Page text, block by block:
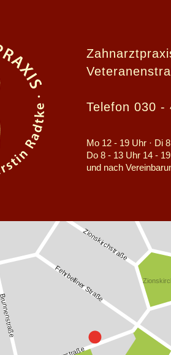
Telefon 030 -
Mo 12 - 19 Uhr · Di
Do 8 - 13 Uhr 14 -
und nach